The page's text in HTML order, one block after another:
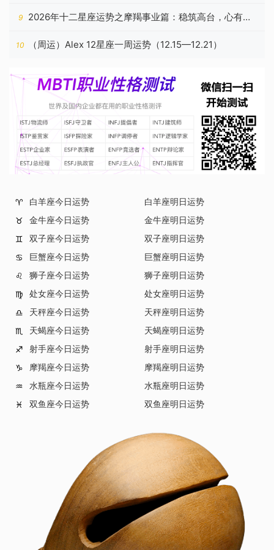
9
2026年十二星座运势之摩羯事业篇：稳筑高台，心有所
10 （周运）Alex 12星座一周运势（12.15—12.21）
♈ 白羊座今日运势
白羊座明日运势
♉
金牛座今日运势
金牛座明日运势
♊
双子座今日运势
双子座明日运势
♋
巨蟹座今日运势
巨蟹座明日运势
♌
狮子座今日运势
狮子座明日运势
♍
处女座今日运势
处女座明日运势
♎
天秤座今日运势
天秤座明日运势
♏
天蝎座今日运势
天蝎座明日运势
♐
射手座今日运势
射手座明日运势
♑
摩羯座今日运势
摩羯座明日运势
♒
水瓶座今日运势
水瓶座明日运势
♓
双鱼座今日运势 双鱼座明日运势